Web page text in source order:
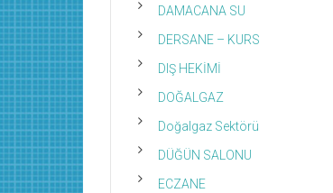
DAMACANA SU
DERSANE – KURS
DIŞ HEKİMİ
DOĞALGAZ
Doğalgaz Sektörü
DÜĞÜN SALONU
ECZANE